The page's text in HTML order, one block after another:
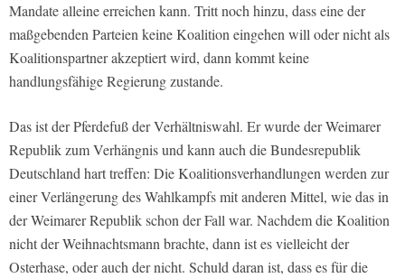
Mandate alleine erreichen kann. Tritt noch hinzu, dass eine der
maßgebenden Parteien keine Koalition eingehen will oder nicht als
Koalitionspartner akzeptiert wird, dann kommt keine
handlungsfähige Regierung zustande.
Das ist der Pferdefuß der Verhältniswahl. Er wurde der Weimarer
Republik zum Verhängnis und kann auch die Bundesrepublik
Deutschland hart treffen: Die Koalitionsverhandlungen werden zur
einer Verlängerung des Wahlkampfs mit anderen Mittel, wie das in
der Weimarer Republik schon der Fall war. Nachdem die Koalition
nicht der Weihnachtsmann brachte, dann ist es vielleicht der
Osterhase, oder auch der nicht. Schuld daran ist, dass es für die